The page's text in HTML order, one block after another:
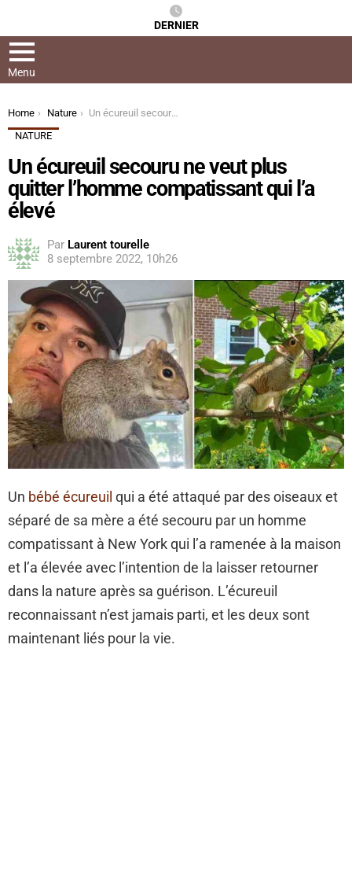
DERNIER
Menu
You are here:
Home Nature
Un écureuil secouru ne veut plus quitter l’homme compatissant qui l’a élevé
NATURE
Un écureuil secouru ne veut plus
quitter l’homme compatissant qui l’a
élevé
Par Laurent tourelle
8 septembre 2022, 10h26
Un bébé écureuil qui a été attaqué par des oiseaux et
séparé de sa mère a été secouru par un homme
compatissant à New York qui l’a ramenée à la maison
et l’a élevée avec l’intention de la laisser retourner
dans la nature après sa guérison. L’écureuil
reconnaissant n’est jamais parti, et les deux sont
maintenant liés pour la vie.